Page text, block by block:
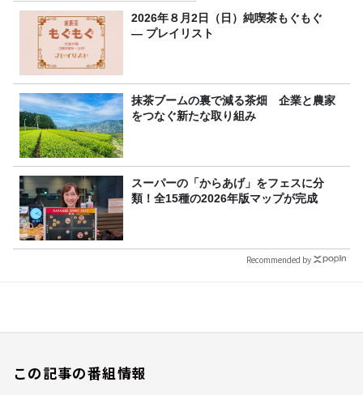
2026年８月2日（日）純喫茶もぐもぐ
― プレイリスト
抹茶ブームの裏で減る茶畑 企業と農家
をつなぐ新たな取り組み
スーパーの「からあげ」をフェスに分
類！全15種の2026年版マップが完成
Recommended by
この記事の番組情報